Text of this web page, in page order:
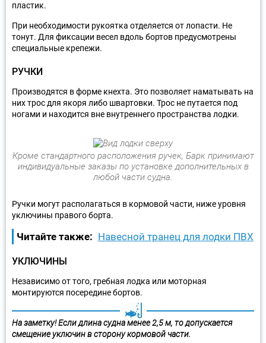
пластик.
При необходимости рукоятка отделяется от лопасти. Не
тонут. Для фиксации весел вдоль бортов предусмотрены
специальные крепежи.
РУЧКИ
Производятся в форме кнехта. Это позволяет наматывать на
них трос для якоря либо швартовки. Трос не путается под
ногами и находится вне внутреннего пространства лодки.
Кроме стандартного расположения ручек, Барк принимают
индивидуальные заказы по установке дополнительных в
любой части судна.
Ручки могут располагаться в кормовой части, ниже уровня
уключины правого борта.
Читайте также: Навесной транец для лодки ПВХ
УКЛЮЧИНЫ
Независимо от того, гребная лодка или моторная
монтируются посередине бортов.
На заметку! Если длина судна менее 2,5 м, то допускается
смещение уключин в сторону кормовой части.